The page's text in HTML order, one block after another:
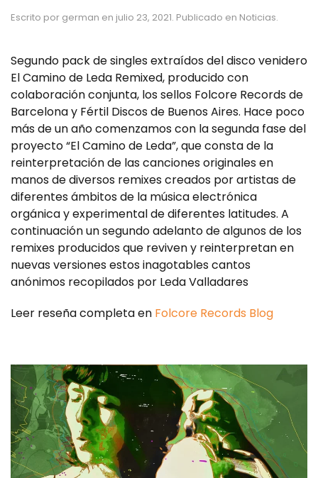
Escrito por german en julio 23, 2021. Publicado en Noticias.
Segundo pack de singles extraídos del disco venidero
El Camino de Leda Remixed, producido con
colaboración conjunta, los sellos Folcore Records de
Barcelona y Fértil Discos de Buenos Aires. Hace poco
más de un año comenzamos con la segunda fase del
proyecto “El Camino de Leda”, que consta de la
reinterpretación de las canciones originales en
manos de diversos remixes creados por artistas de
diferentes ámbitos de la música electrónica
orgánica y experimental de diferentes latitudes. A
continuación un segundo adelanto de algunos de los
remixes producidos que reviven y reinterpretan en
nuevas versiones estos inagotables cantos
anónimos recopilados por Leda Valladares
Leer reseña completa en Folcore Records Blog